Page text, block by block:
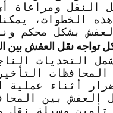
الخطوات،
تواجه نقل العفش بين
التحديات
المحافظات
أثناء عملية
العفش بين